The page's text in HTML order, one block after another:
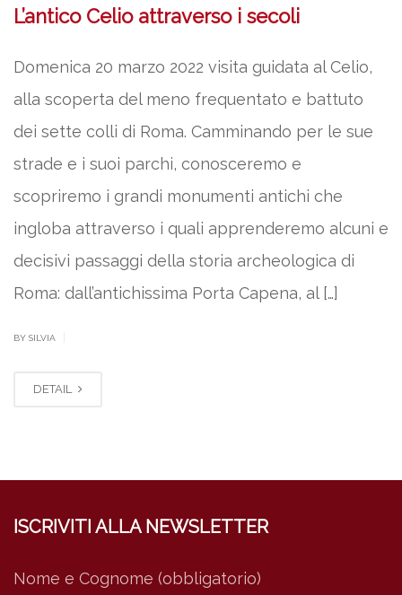
L’antico Celio attraverso i secoli
Domenica 20 marzo 2022 visita guidata al Celio,
alla scoperta del meno frequentato e battuto
dei sette colli di Roma. Camminando per le sue
strade e i suoi parchi, conosceremo e
scopriremo i grandi monumenti antichi che
ingloba attraverso i quali apprenderemo alcuni e
decisivi passaggi della storia archeologica di
Roma: dall’antichissima Porta Capena, al […]
BY SILVIA
DETAIL
ISCRIVITI ALLA NEWSLETTER
Nome e Cognome (obbligatorio)